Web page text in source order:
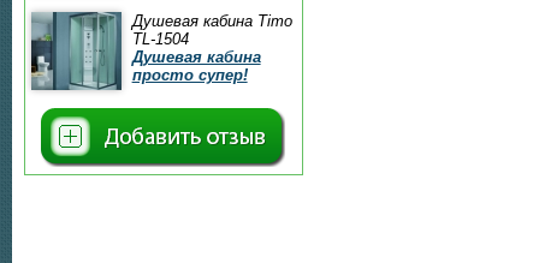
Душевая кабина Timo
TL-1504
Душевая кабина
просто супер!